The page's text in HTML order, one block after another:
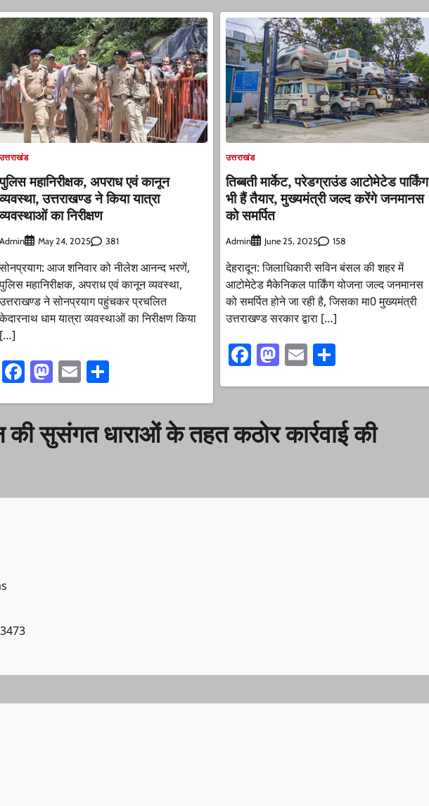
महानिरीक्षक, अपराध एवं कानून
उत्तराखण्ड ने किया यात्रा
का निरीक्षण
Admin May 24, 2025 381
आज शनिवार को नीलेश आनन्द भरणें,
महानिरीक्षक, अपराध एवं कानून व्यवस्था,
ने सोनप्रयाग पहुंचकर प्रचलित
धाम यात्रा व्यवस्थाओं का निरीक्षण किया
[…]
Facebook
Mastodon
EmailShare
उत्तराखंड
तिब्बती मार्केट, परेडग्राउंड आटोमेटेड पार्किंग
भी हैं तैयार, मुख्यमंत्री जल्द करेंगे जनमानस
को समर्पित
Admin June 25, 2025 158
देहरादून: जिलाधिकारी सविन बंसल की शहर में
आटोमेटेड मैकेनिकल पार्किंग योजना जल्द जनमानस
को समर्पित होने जा रही है, जिसका मा0 मुख्यमंत्री
उत्तराखण्ड सरकार द्वारा […]
Facebook
Mastodon
EmailShare
की सुसंगत धाराओं के तहत कठोर कार्रवाई की